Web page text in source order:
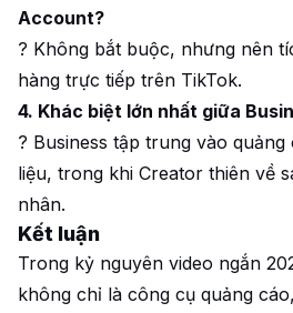
Account?
? Không bắt buộc, nhưng nên
hàng trực tiếp trên TikTok.
4. Khác biệt lớn nhất giữa
? Business tập trung vào
liệu, trong khi Creator thiên về
nhân.
Kết luận
Trong kỷ nguyên video ngắn
không chỉ là công cụ quảng